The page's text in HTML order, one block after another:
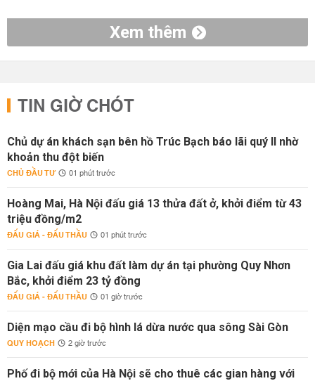
Xem thêm
TIN GIỜ CHÓT
Chủ dự án khách sạn bên hồ Trúc Bạch báo lãi quý II nhờ
khoản thu đột biến
CHỦ ĐẦU TƯ 01 phút trước
Hoàng Mai, Hà Nội đấu giá 13 thửa đất ở, khởi điểm từ 43
triệu đồng/m2
ĐẤU GIÁ - ĐẤU THẦU 01 phút trước
Gia Lai đấu giá khu đất làm dự án tại phường Quy Nhơn
Bắc, khởi điểm 23 tỷ đồng
ĐẤU GIÁ - ĐẤU THẦU 01 giờ trước
Diện mạo cầu đi bộ hình lá dừa nước qua sông Sài Gòn
QUY HOẠCH 2 giờ trước
Phố đi bộ mới của Hà Nội sẽ cho thuê các gian hàng với